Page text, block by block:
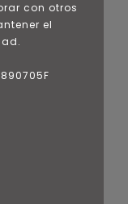
con otros
el